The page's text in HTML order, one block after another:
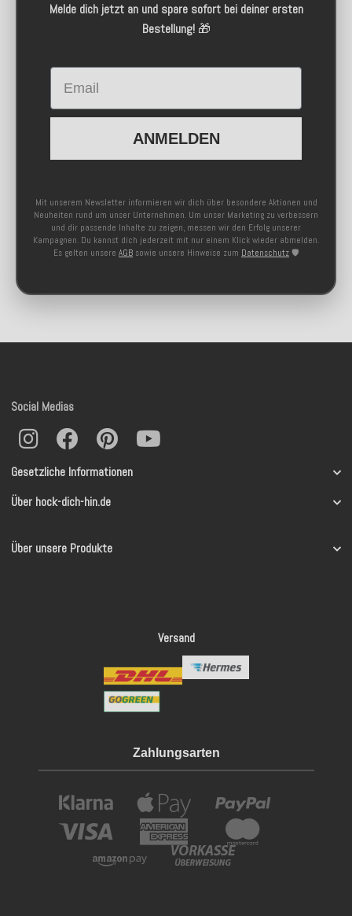
Melde dich jetzt an und spare sofort bei deiner ersten
Bestellung!🎁
Email
ANMELDEN
Mit unserem Newsletter informieren wir dich über besondere Aktionen und
Neuheiten rund um unser Unternehmen. Um unser Marketing zu verbessern
und dir passende Inhalte zu zeigen, messen wir den Erfolg unserer
Kampagnen. Du kannst dich jederzeit mit nur einem Klick wieder abmelden.
Es gelten unsere AGB sowie unsere Hinweise zum Datenschutz 🛡️
Gesetzliche Informationen
Über hock-dich-hin.de
Über unsere Produkte
Social Medias
Versand
Zahlungsarten